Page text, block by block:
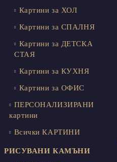
Картини за ХОЛ
Картини за СПАЛНЯ
Картини за ДЕТСКА
СТАЯ
Картини за КУХНЯ
Картини за ОФИС
ПЕРСОНАЛИЗИРАНИ
картини
Всички КАРТИНИ
РИСУВАНИ КАМЪНИ